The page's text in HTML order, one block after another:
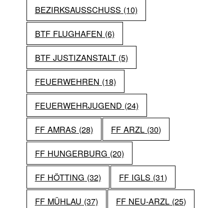
BEZIRKSAUSSCHUSS (10)
BTF FLUGHAFEN (6)
BTF JUSTIZANSTALT(5)
FEUERWEHREN (18)
FEUERWEHRJUGEND (24)
FF AMRAS (28) FF ARZL (30)
FF HUNGERBURG (20)
FF HÖTTING (32) FF IGLS (31)
FF MÜHLAU (37) FF NEU-ARZL (25)